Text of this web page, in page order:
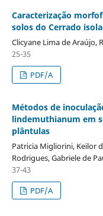
Caracterização
solos do Cerrado
Clicyane Lima de Araújo,
25-35
PDF/A
Métodos de
lindemuthianum em
plântulas
Patricia Migliorini, Keilor
Rodrigues, Gabriele de
37-43
PDF/A